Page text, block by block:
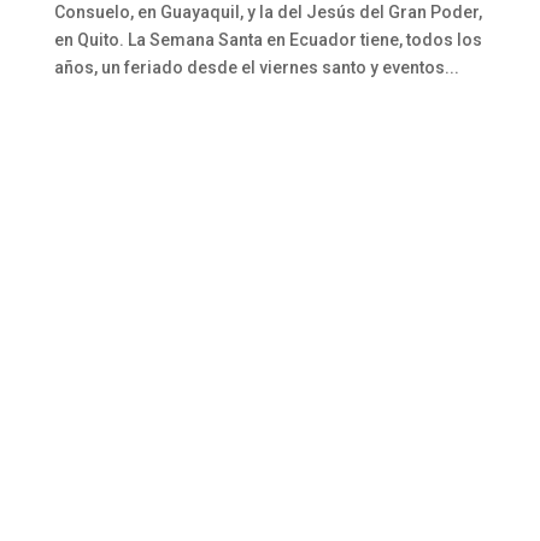
Consuelo, en Guayaquil, y la del Jesús del Gran Poder,
en Quito. La Semana Santa en Ecuador tiene, todos los
años, un feriado desde el viernes santo y eventos...